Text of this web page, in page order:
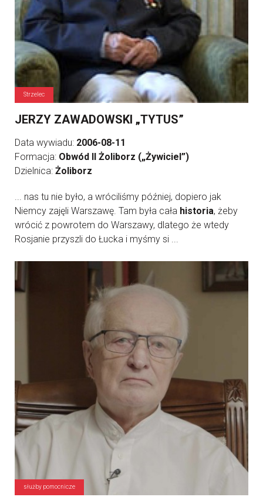
Strzelec
JERZY ZAWADOWSKI „TYTUS”
Data wywiadu: 2006-08-11
Formacja: Obwód II Żoliborz („Żywiciel”)
Dzielnica: Żoliborz
... nas tu nie było, a wróciliśmy później, dopiero jak
Niemcy zajęli Warszawę. Tam była cała historia, żeby
wrócić z powrotem do Warszawy, dlatego że wtedy
Rosjanie przyszli do Łucka i myśmy si ...
służby pomocnicze